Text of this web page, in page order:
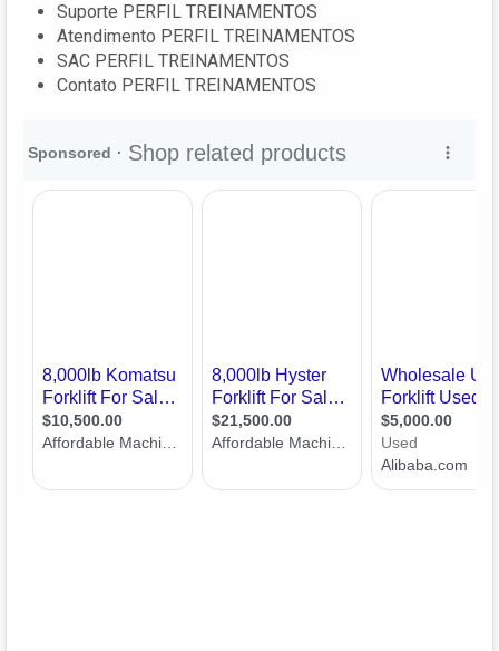
Suporte PERFIL TREINAMENTOS
Atendimento PERFIL TREINAMENTOS
SAC PERFIL TREINAMENTOS
Contato PERFIL TREINAMENTOS